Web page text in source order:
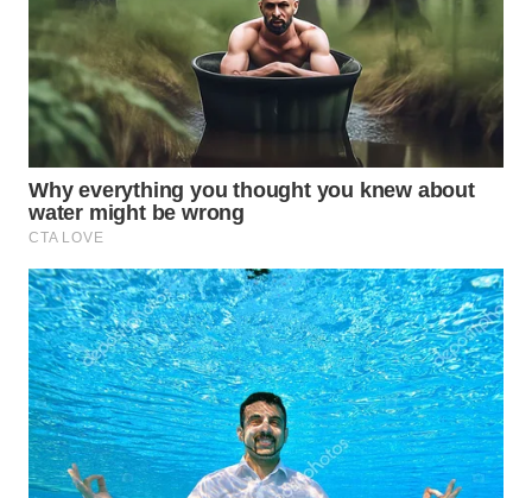
SULUT
WN
MALUKU
WN
MALUT
DAIRI
WN
DANAU
TOBA
WN
NIAS